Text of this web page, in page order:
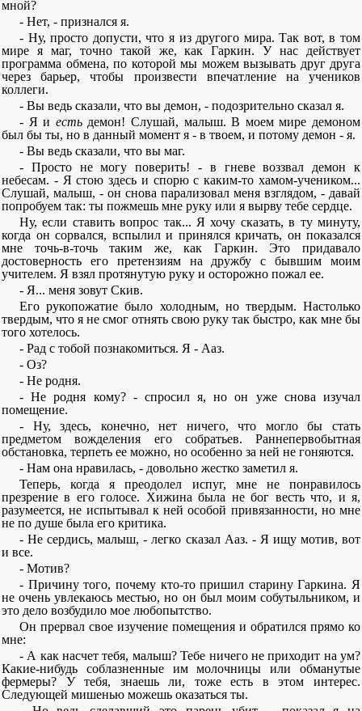
мной?
- Нет, - признался я.
- Ну, просто допусти, что я из другого мира. Так вот, в том
мире я маг, точно такой же, как Гаркин. У нас действует
программа обмена, по которой мы можем вызывать друг друга
через барьер, чтобы произвести впечатление на учеников
коллеги.
- Вы ведь сказали, что вы демон, - подозрительно сказал я.
- Я и естьдемон! Слушай, малыш. В моем мире демоном
был бы ты, но в данный момент я - в твоем, и потому демон - я.
- Вы ведь сказали, что вы маг.
- Просто не могу поверить! - в гневе воззвал демон к
небесам. - Я стою здесь и спорю с каким-то хамом-учеником...
Слушай, малыш, - он снова парализовал меня взглядом, - давай
попробуем так: ты пожмешь мне руку или я вырву тебе сердце.
Ну, если ставить вопрос так... Я хочу сказать, в ту минуту,
когда он сорвался, вспылил и принялся кричать, он показался
мне точь-в-точь таким же, как Гаркин. Это придавало
достоверность его претензиям на дружбу с бывшим моим
учителем. Я взял протянутую руку и осторожно пожал ее.
- Я... меня зовут Скив.
Его рукопожатие было холодным, но твердым. Настолько
твердым, что я не смог отнять свою руку так быстро, как мне бы
того хотелось.
- Рад с тобой познакомиться. Я - Ааз.
- Оз?
- Не родня.
- Не родня кому? - спросил я, но он уже снова изучал
помещение.
- Ну, здесь, конечно, нет ничего, что могло бы стать
предметом вожделения его собратьев. Раннепервобытная
обстановка, терпеть ее можно, но особенно за ней не гоняются.
- Нам она нравилась, - довольно жестко заметил я.
Теперь, когда я преодолел испуг, мне не понравилось
презрение в его голосе. Хижина была не бог весть что, и я,
разумеется, не испытывал к ней особой привязанности, но мне
не по душе была его критика.
- Не сердись, малыш, - легко сказал Ааз. - Я ищу мотив, вот
и все.
- Мотив?
- Причину того, почему кто-то пришил старину Гаркина. Я
не очень увлекаюсь местью, но он был моим собутыльником, и
это дело возбудило мое любопытство.
Он прервал свое изучение помещения и обратился прямо ко
мне:
- А как насчет тебя, малыш? Тебе ничего не приходит на ум?
Какие-нибудь соблазненные им молочницы или обманутые
фермеры? У тебя, знаешь ли, тоже есть в этом интерес.
Следующей мишенью можешь оказаться ты.